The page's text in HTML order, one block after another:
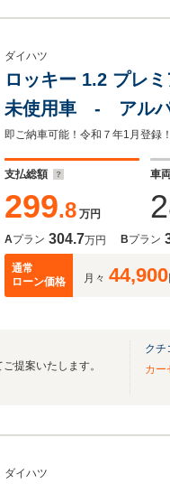
ダイハツ
ロッキー 1.2 プレ
未使用車 - アルパ
CarPlay/
&ETC車載器&フロ
支払総額
299.8 万円
車
Aプラン 304.7万円 Bプラン
通常
ローン価格
月々 44,900
提案いたします。
クチ
カー
ダイハツ